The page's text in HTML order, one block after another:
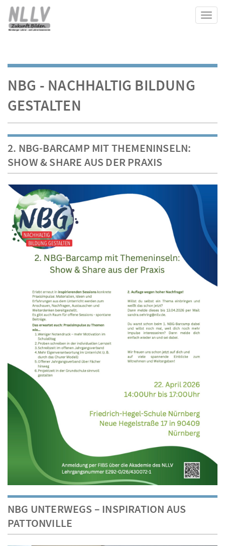
NBG - NACHHALTIG BILDUNG
GESTALTEN
2. NBG-BARCAMP MIT THEMENINSELN:
SHOW & SHARE AUS DER PRAXIS
NBG UNTERWEGS – INSPIRATION AUS
PATTONVILLE